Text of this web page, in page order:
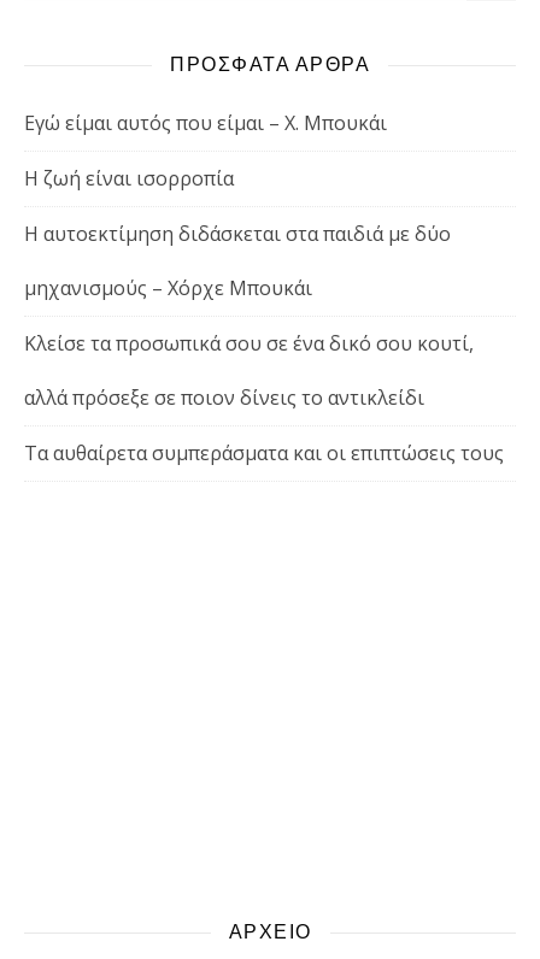
ΠΡΟΣΦΑΤΑ ΑΡΘΡΑ
Εγώ είμαι αυτός που είμαι – Χ. Μπουκάι
Η ζωή είναι ισορροπία
Η αυτοεκτίμηση διδάσκεται στα παιδιά με δύο
μηχανισμούς – Χόρχε Μπουκάι
Κλείσε τα προσωπικά σου σε ένα δικό σου κουτί,
αλλά πρόσεξε σε ποιον δίνεις το αντικλείδι
Τα αυθαίρετα συμπεράσματα και οι επιπτώσεις τους
ΑΡΧΕΙΟ